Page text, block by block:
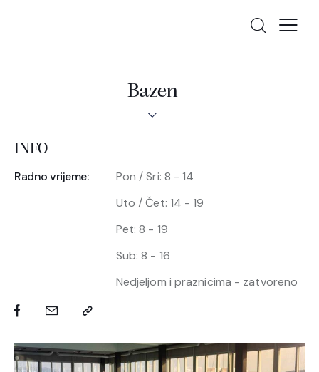
Bazen
INFO
Radno vrijeme:
Pon / Sri: 8 - 14
Uto / Čet: 14 - 19
Pet: 8 - 19
Sub: 8 - 16
Nedjeljom i praznicima - zatvoreno